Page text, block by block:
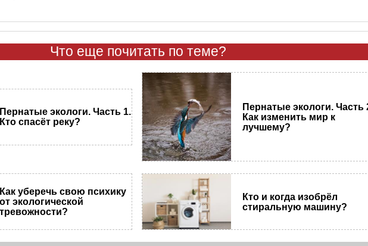
Что еще почитать по теме?
Пернатые экологи. Часть 1.
Кто спасёт реку?
Пернатые экологи. Часть
Как изменить мир к
лучшему?
Как уберечь свою психику
от экологической
тревожности?
Кто и когда изобрёл
стиральную машину?